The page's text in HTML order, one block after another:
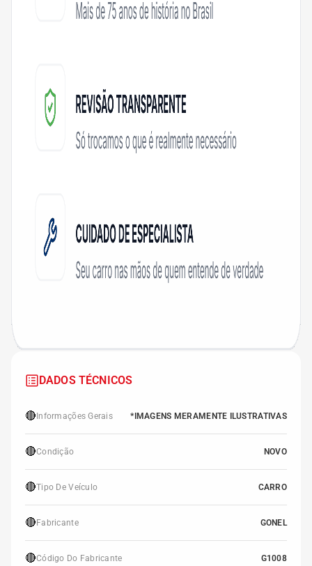
DADOS TÉCNICOS
🔴 Informações Gerais *IMAGENS MERAMENTE ILUSTRATIVAS
🔴Condição NOVO
🔴Tipo De Veículo CARRO
🔴 Fabricante GONEL
🔴Código Do Fabricante G1008